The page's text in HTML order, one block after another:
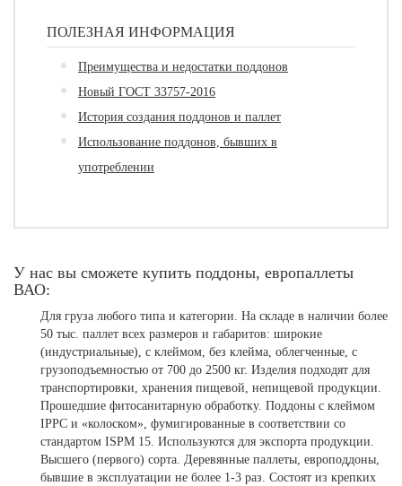
ПОЛЕЗНАЯ ИНФОРМАЦИЯ
Преимущества и недостатки поддонов
Новый ГОСТ 33757-2016
История создания поддонов и паллет
Использование поддонов, бывших в
употреблении
У нас вы сможете купить поддоны, европаллеты
ВАО:
Для груза любого типа и категории. На складе в наличии более
50 тыс. паллет всех размеров и габаритов: широкие
(индустриальные), с клеймом, без клейма, облегченные, с
грузоподъемностью от 700 до 2500 кг. Изделия подходят для
транспортировки, хранения пищевой, непищевой продукции.
Прошедшие фитосанитарную обработку. Поддоны с клеймом
IPPC и «колоском», фумигированные в соответствии со
стандартом ISPM 15. Используются для экспорта продукции.
Высшего (первого) сорта. Деревянные паллеты, европоддоны,
бывшие в эксплуатации не более 1-3 раз. Состоят из крепких